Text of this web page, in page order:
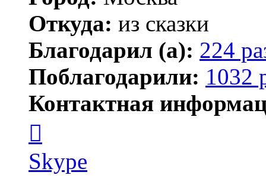
Откуда: из сказки
Благодарил (а): 224
Поблагодарили: 1032
Контактная
пользователя
Kirilliq
Skype